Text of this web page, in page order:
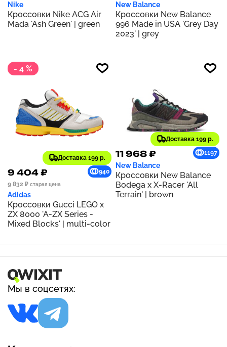
Nike
Кроссовки Nike ACG Air
Mada 'Ash Green' | green
New Balance
Кроссовки New Balance
996 Made in USA 'Grey Day
2023' | grey
- 4 %
Доставка 199 р.
9 404 ₽
940
9 832 ₽ старая цена
Adidas
Кроссовки Gucci LEGO x
ZX 8000 'A-ZX Series -
Mixed Blocks' | multi-color
Доставка 199 р.
11 968 ₽ 1197
New Balance
Кроссовки New Balance
Bodega x X-Racer 'All
Terrain' | brown
Мы в соцсетях: